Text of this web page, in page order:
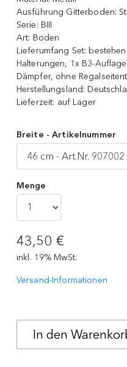
Ausführung Gitterboden:
Serie: BIII
Art: Boden
Lieferumfang Set:
Halterungen, 1x B3-
Dämpfer, ohne
Herstellungsland:
Lieferzeit: auf Lager
Breite - Artikelnummer
Menge
43,50 €
inkl. 19% MwSt.
Versand-Informationen